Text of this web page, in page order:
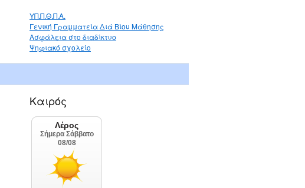
ΥΠ.Π.Θ.Π.Α.
Γενική Γραμματεία Διά Βίου Μάθησης
Ασφάλεια στο διαδίκτυο
Ψηφιακό σχολείο
Καιρός